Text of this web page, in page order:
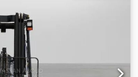
Al Nj Anisa Ventilator za
čipova u preradi plastike i
ventilator: Dantherm
protok vazduha 2600
do Ø 100mm, izlazna